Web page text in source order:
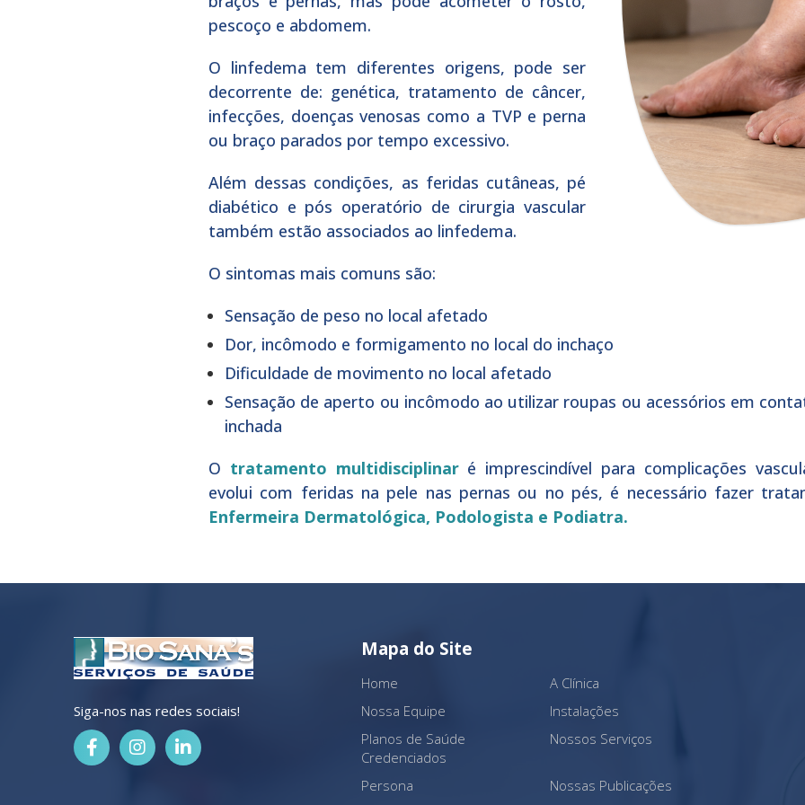
pescoço e abdomem.
O linfedema tem diferentes origens, pode ser
decorrente de: genética, tratamento de câncer,
infecções, doenças venosas como a TVP e perna
ou braço parados por tempo excessivo.
Além dessas condições, as feridas cutâneas, pé
diabético e pós operatório de cirurgia vascular
também estão associados ao linfedema.
O sintomas mais comuns são:
Sensação de peso no local afetado
Dor, incômodo e formigamento no local do inchaço
Dificuldade de movimento no local afetado
Sensação de aperto ou incômodo ao utilizar roupas ou acessórios em
inchada
O tratamento multidisciplinaré imprescindível para complicações
evolui com feridas na pele nas pernas ou no pés, é necessário fazer
Enfermeira Dermatológica, Podologista e Podiatra.
Siga-nos nas redes sociais!
Mapa do Site
Home
A Clínica
Nossa Equipe
Instalações
Planos de Saúde
Credenciados
Nossos Serviços
Persona
Nossas Publicações